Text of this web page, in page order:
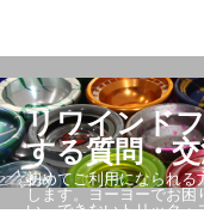
リワインド
する質問・
初めてご利用になられる
します。ヨーヨーでお
い。できないトリック